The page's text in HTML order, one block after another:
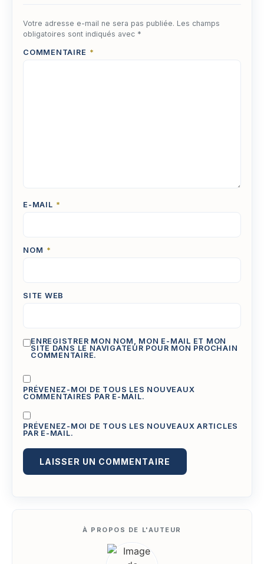
Votre adresse e-mail ne sera pas publiée. Les champs
obligatoires sont indiqués avec *
COMMENTAIRE *
E-MAIL *
NOM *
SITE WEB
ENREGISTRER MON NOM, MON E-MAIL ET MON
SITE DANS LE NAVIGATEUR POUR MON PROCHAIN
COMMENTAIRE.
PRÉVENEZ-MOI DE TOUS LES NOUVEAUX
COMMENTAIRES PAR E-MAIL.
PRÉVENEZ-MOI DE TOUS LES NOUVEAUX ARTICLES
PAR E-MAIL.